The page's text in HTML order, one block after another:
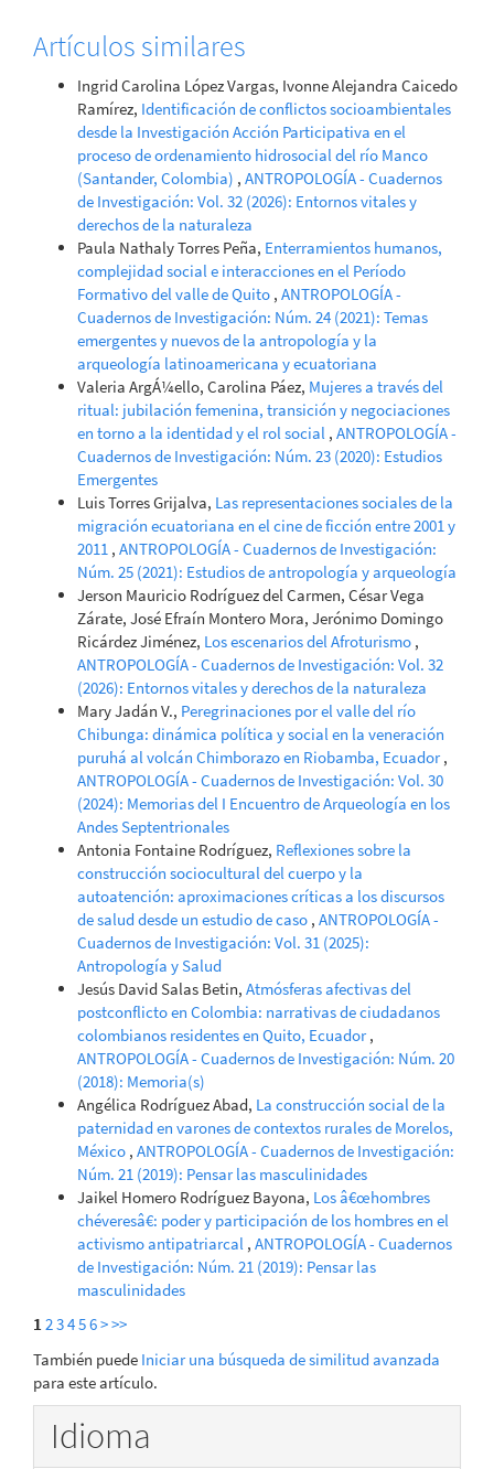
Artículos similares
Ingrid Carolina López Vargas, Ivonne Alejandra Caicedo
Ramírez, Identificación de conflictos socioambientales
desde la Investigación Acción Participativa en el
proceso de ordenamiento hidrosocial del río Manco
(Santander, Colombia) , ANTROPOLOGÍA - Cuadernos
de Investigación: Vol. 32 (2026): Entornos vitales y
derechos de la naturaleza
Paula Nathaly Torres Peña, Enterramientos humanos,
complejidad social e interacciones en el Período
Formativo del valle de Quito , ANTROPOLOGÍA -
Cuadernos de Investigación: Núm. 24 (2021): Temas
emergentes y nuevos de la antropología y la
arqueología latinoamericana y ecuatoriana
Valeria ArgÁ¼ello, Carolina Páez, Mujeres a través del
ritual: jubilación femenina, transición y negociaciones
en torno a la identidad y el rol social , ANTROPOLOGÍA -
Cuadernos de Investigación: Núm. 23 (2020): Estudios
Emergentes
Luis Torres Grijalva, Las representaciones sociales de la
migración ecuatoriana en el cine de ficción entre 2001 y
2011 , ANTROPOLOGÍA - Cuadernos de Investigación:
Núm. 25 (2021): Estudios de antropología y arqueología
Jerson Mauricio Rodríguez del Carmen, César Vega
Zárate, José Efraín Montero Mora, Jerónimo Domingo
Ricárdez Jiménez, Los escenarios del Afroturismo ,
ANTROPOLOGÍA - Cuadernos de Investigación: Vol. 32
(2026): Entornos vitales y derechos de la naturaleza
Mary Jadán V., Peregrinaciones por el valle del río
Chibunga: dinámica política y social en la veneración
puruhá al volcán Chimborazo en Riobamba, Ecuador,
ANTROPOLOGÍA - Cuadernos de Investigación: Vol. 30
(2024): Memorias del I Encuentro de Arqueología en los
Andes Septentrionales
Antonia Fontaine Rodríguez, Reflexiones sobre la
construcción sociocultural del cuerpo y la
autoatención: aproximaciones críticas a los discursos
de salud desde un estudio de caso , ANTROPOLOGÍA -
Cuadernos de Investigación: Vol. 31 (2025):
Antropología y Salud
Jesús David Salas Betin, Atmósferas afectivas del
postconflicto en Colombia: narrativas de ciudadanos
colombianos residentes en Quito, Ecuador,
ANTROPOLOGÍA - Cuadernos de Investigación: Núm. 20
(2018): Memoria(s)
Angélica Rodríguez Abad, La construcción social de la
paternidad en varones de contextos rurales de Morelos,
México , ANTROPOLOGÍA - Cuadernos de Investigación:
Núm. 21 (2019): Pensar las masculinidades
Jaikel Homero Rodríguez Bayona, Los â€œhombres
chéveresâ€: poder y participación de los hombres en el
activismo antipatriarcal , ANTROPOLOGÍA - Cuadernos
de Investigación: Núm. 21 (2019): Pensar las
masculinidades
1 23456>>>
También puede Iniciar una búsqueda de similitud avanzada
para este artículo.
Idioma